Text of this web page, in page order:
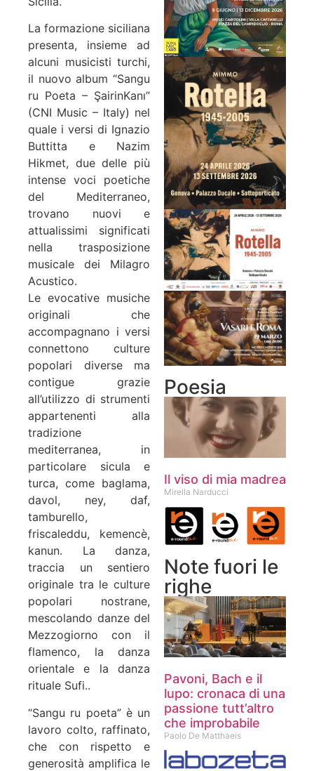
La formazione siciliana
presenta, insieme ad
alcuni musicisti turchi,
il nuovo album “Sangu
ru Poeta – ŞairinKanı”
(CNI Music – Italy) nel
quale i versi di Ignazio
Buttitta e Nazim
Hikmet, due delle più
intense voci poetiche
del Mediterraneo,
trovano nuovi e
attualissimi significati
nella trasposizione
musicale dei Milagro
Acustico.
Le evocative musiche
originali che
accompagnano i versi
connettono culture
popolari diverse ma
contigue grazie
all’utilizzo di strumenti
appartenenti alla
tradizione
mediterranea, in
particolare sicula e
turca, come baglama,
davol, ney, daf,
tamburello,
friscaleddu, kemencè,
kanun. La danza,
traccia un sentiero
originale tra le culture
popolari nostrane,
mescolando danze del
Mezzogiorno con il
flamenco, la danza
orientale e la danza
rituale Sufi..
“Sangu ru poeta” è un
lavoro colto, raffinato,
che con rispetto e
generosità amplifica le
Poesia
Il viso di mia madrea
Mirella Narducci
Note fuori le
righe
Pavoni, Bach e il
lupo: cronaca di una
passione tutt’altro
che improbabile
Paolo De Matthaeis